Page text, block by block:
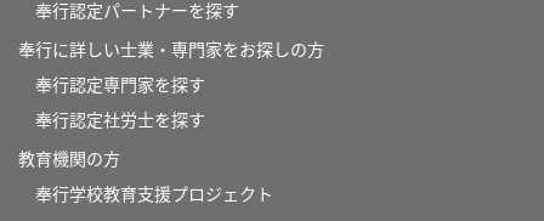
奉行認定パートナーを探す
奉行に詳しい士業・専門家をお探しの方
奉行認定専門家を探す
奉行認定社労士を探す
教育機関の方
奉⾏学校教育⽀援プロジェクト